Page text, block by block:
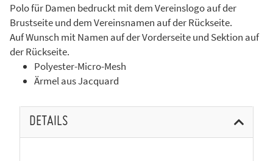
Polo für Damen bedruckt mit dem Vereinslogo auf der
Brustseite und dem Vereinsnamen auf der Rückseite.
Auf Wunsch mit Namen auf der Vorderseite und Sektion auf
der Rückseite.
Polyester-Micro-Mesh
Ärmel aus Jacquard
DETAILS